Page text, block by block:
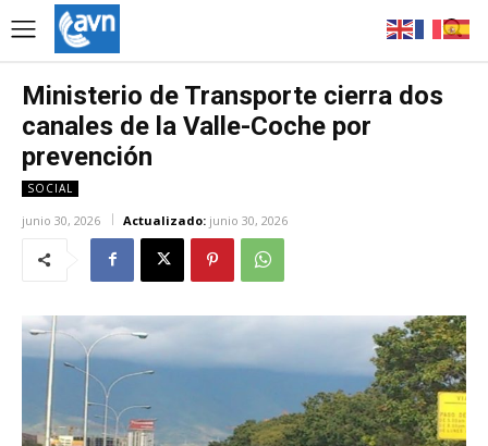
Ministerio de Transporte cierra dos
canales de la Valle-Coche por
prevención
SOCIAL
junio 30, 2026 Actualizado: junio 30, 2026